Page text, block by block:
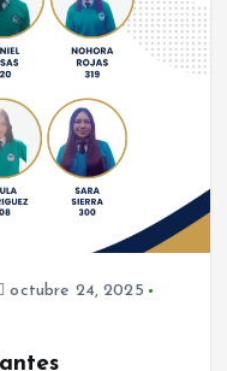
octubre 24, 2025